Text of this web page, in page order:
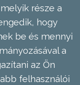
része a
hogy
be és mennyi
a
az Ön
felhasználói